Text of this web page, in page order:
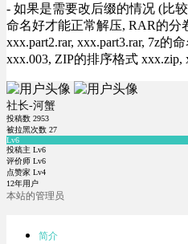
- 如果是需要改后缀的情况 (比
命名好才能正常解压, RAR的分
xxx.part2.rar, xxx.part3.rar, 7z的
xxx.003, ZIP的排序格式 xxx.zip,
社长-河蟹
投稿数 2953
被拉黑次数 27
Lv6
投稿主 Lv6
评价师 Lv6
点赞家 Lv4
12年用户
本站的管理员
简介